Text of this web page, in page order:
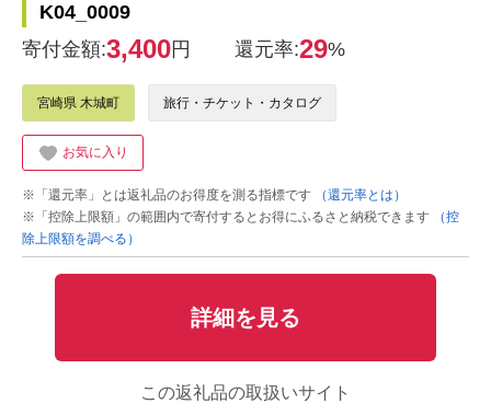
K04_0009
寄付金額:3,400円 還元率:29%
宮崎県 木城町 旅行・チケット・カタログ
お気に入り
※「還元率」とは返礼品のお得度を測る指標です
（還元率とは）
※「控除上限額」の範囲内で寄付するとお得にふるさと納税できます
（控
除上限額を調べる）
詳細を見る
この返礼品の取扱いサイト